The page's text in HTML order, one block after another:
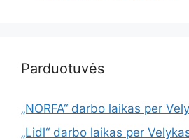
Parduotuvės
„NORFA“ darbo laikas per
„Lidl“ darbo laikas per